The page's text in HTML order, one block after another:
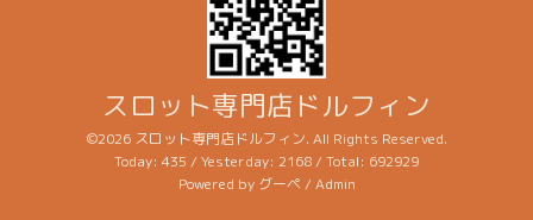
スロット専門店ドルフィン
©2026 スロット専門店ドルフィン. All Rights Reserved.
Today: 435 / Yesterday: 2168/ Total: 692929
Powered by グーペ / Admin